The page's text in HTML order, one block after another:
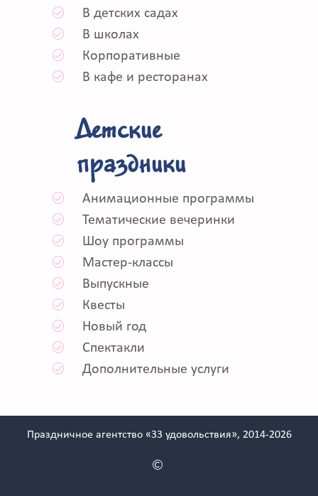
Детские
праздники
Анимационные программы
Тематические вечеринки
Шоу программы
Мастер-классы
Выпускные
Квесты
Новый год
Спектакли
Дополнительные услуги
В детских садах
В школах
Корпоративные
В кафе и ресторанах
Праздничное агентство «33 удовольствия», 2014-2026